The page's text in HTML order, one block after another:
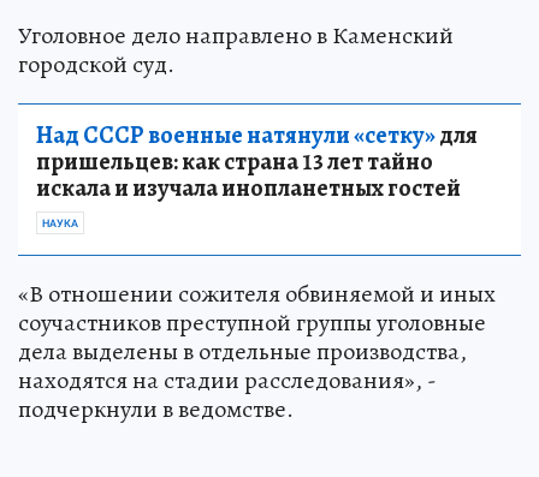
Уголовное дело направлено в Каменский
городской суд.
Над СССР военные натянули «сетку»для
пришельцев: как страна 13 лет тайно
искала и изучала инопланетных гостей
НАУКА
«В отношении сожителя обвиняемой и иных
соучастников преступной группы уголовные
дела выделены в отдельные производства,
находятся на стадии расследования», -
подчеркнули в ведомстве.